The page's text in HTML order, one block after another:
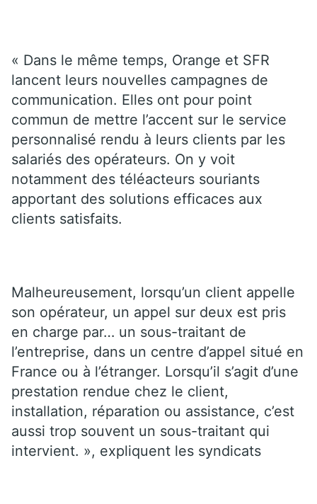
« Dans le même temps, Orange et SFR
lancent leurs nouvelles campagnes de
communication. Elles ont pour point
commun de mettre l’accent sur le service
personnalisé rendu à leurs clients par les
salariés des opérateurs. On y voit
notamment des téléacteurs souriants
apportant des solutions efficaces aux
clients satisfaits.
Malheureusement, lorsqu’un client appelle
son opérateur, un appel sur deux est pris
en charge par… un sous-traitant de
l’entreprise, dans un centre d’appel situé en
France ou à l’étranger. Lorsqu’il s’agit d’une
prestation rendue chez le client,
installation, réparation ou assistance, c’est
aussi trop souvent un sous-traitant qui
intervient. », expliquent les syndicats